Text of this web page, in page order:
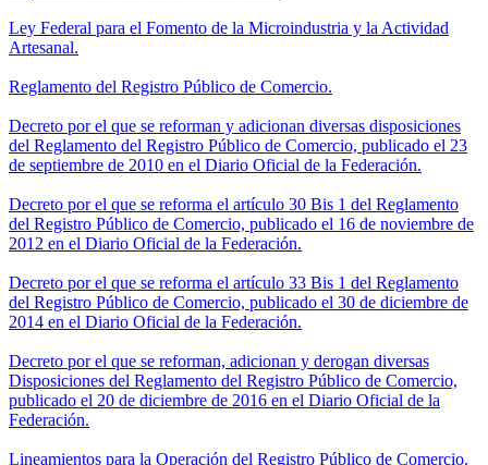
Ley Federal para el Fomento de la Microindustria y la Actividad
Artesanal.
Reglamento del Registro Público de Comercio.
Decreto por el que se reforman y adicionan diversas disposiciones
del Reglamento del Registro Público de Comercio, publicado el 23
de septiembre de 2010 en el Diario Oficial de la Federación.
Decreto por el que se reforma el artículo 30 Bis 1 del Reglamento
del Registro Público de Comercio, publicado el 16 de noviembre de
2012 en el Diario Oficial de la Federación.
Decreto por el que se reforma el artículo 33 Bis 1 del Reglamento
del Registro Público de Comercio, publicado el 30 de diciembre de
2014 en el Diario Oficial de la Federación.
Decreto por el que se reforman, adicionan y derogan diversas
Disposiciones del Reglamento del Registro Público de Comercio,
publicado el 20 de diciembre de 2016 en el Diario Oficial de la
Federación.
Lineamientos para la Operación del Registro Público de Comercio.